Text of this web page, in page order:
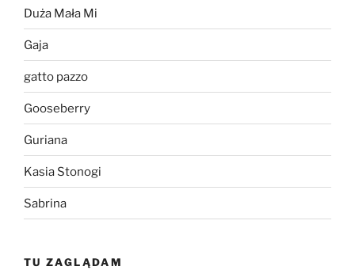
Duża Mała Mi
Gaja
gatto pazzo
Gooseberry
Guriana
Kasia Stonogi
Sabrina
TU ZAGLĄDAM